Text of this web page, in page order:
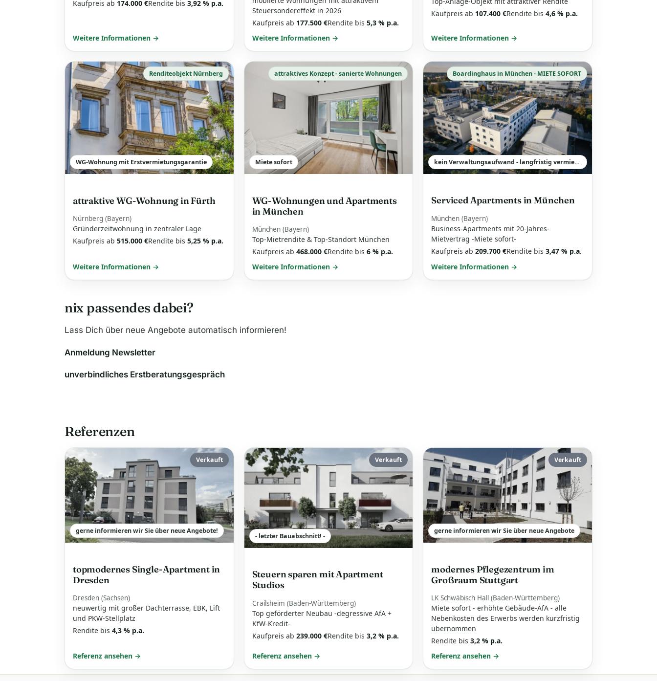
Kaufpreis ab 174.000 €Rendite bis 3,92 % p.a.
Weitere Informationen →
Steuersondereffekt in 2026
Kaufpreis ab 177.500 €Rendite bis 5,3 % p.a.
Weitere Informationen →
Kaufpreis ab 107.400 €Rendite bis4,6 % p.a.
Weitere Informationen →
Renditeobjekt Nürnberg
WG-Wohnung mit Erstvermietungsgarantie
attraktive WG-Wohnung in Fürth
Nürnberg (Bayern)
Gründerzeitwohnung in zentraler Lage
Kaufpreis ab 515.000 €Rendite bis 5,25 % p.a.
Weitere Informationen →
attraktives Konzept - sanierte Wohnungen
Miete sofort
WG-Wohnungen und Apartments
in München
München (Bayern)
Top-Mietrendite & Top-Standort München
Kaufpreis ab 468.000 €Rendite bis 6 % p.a.
Weitere Informationen →
Boardinghaus in München - MIETE SOFORT
kein Verwaltungsaufwand - langfristig vermietet -
Serviced Apartments in München
München (Bayern)
Business-Apartments mit 20-Jahres-
Mietvertrag -Miete sofort-
Kaufpreis ab209.700 €Rendite bis3,47 % p.a.
Weitere Informationen →
nix passendes dabei?
Lass Dich über neue Angebote automatisch informieren!
Anmeldung Newsletter
unverbindliches Erstberatungsgespräch
Referenzen
Verkauft
gerne informieren wir Sie über neue Angebote!
topmodernes Single-Apartment in
Dresden
Dresden (Sachsen)
neuwertig mit großer Dachterrasse, EBK, Lift
und PKW-Stellplatz
Rendite bis 4,3 % p.a.
Referenz ansehen →
Verkauft
- letzter Bauabschnitt! -
Steuern sparen mit Apartment
Studios
Crailsheim (Baden-Württemberg)
Top geförderter Neubau -degressive AfA +
KfW-Kredit-
Kaufpreis ab 239.000 €Rendite bis 3,2 % p.a.
Referenz ansehen →
Verkauft
gerne informieren wir Sie über neue Angebote
modernes Pflegezentrum im
Großraum Stuttgart
LK Schwäbisch Hall (Baden-Württemberg)
Miete sofort - erhöhte Gebäude-AfA - alle
Nebenkosten des Erwerbs werden kurzfristig
übernommen
Rendite bis3,2 % p.a.
Referenz ansehen →